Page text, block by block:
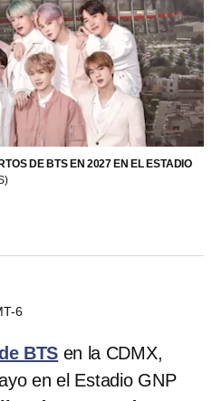
DE BTS EN 2027 EN EL ESTADIO
6
BTS en la CDMX,
en el Estadio GNP